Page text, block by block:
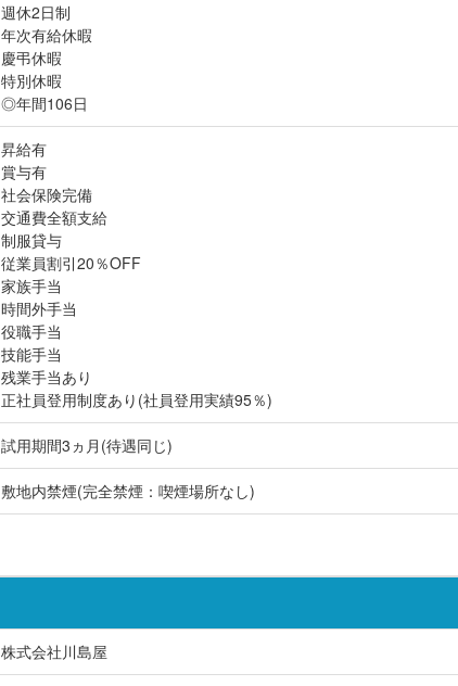
週休2日制
年次有給休暇
慶弔休暇
特別休暇
◎年間106日
昇給有
賞与有
社会保険完備
交通費全額支給
制服貸与
従業員割引20％OFF
家族手当
時間外手当
役職手当
技能手当
残業手当あり
正社員登用制度あり(社員登用実績95％)
試用期間3ヵ月(待遇同じ)
敷地内禁煙(完全禁煙：喫煙場所なし)
株式会社川島屋